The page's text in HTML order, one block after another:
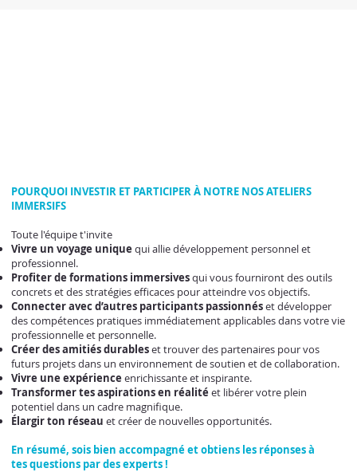
POURQUOI INVESTIR ET PARTICIPER À NOTRE NOS ATELIERS
IMMERSIFS
Toute l'équipe t'invite
Vivre un voyage unique qui allie développement personnel et
professionnel.
Profiter de formations immersivesqui vous fourniront des outils
concrets et des stratégies efficaces pour atteindre vos objectifs.
Connecter avec d’autres participants passionnéset développer
des compétences pratiques immédiatement applicables dans votre vie
professionnelle et personnelle.
Créer des amitiés durableset trouver des partenaires pour vos
futurs projets dans un environnement de soutien et de collaboration.
Vivre une expérience enrichissante et inspirante.
Transformer tes aspirations en réalité et libérer votre plein
potentiel dans un cadre magnifique.
Élargir ton réseau et créer de nouvelles opportunités.
En résumé, sois bien accompagné et obtiens les réponses à
tesquestions par des experts !